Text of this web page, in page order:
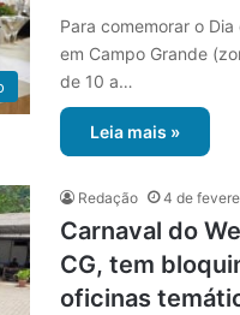
Para comemorar o
em Campo Grande
de 10 a…
Leia mais »
Redação 4 de
Carnaval do
CG, tem
oficinas